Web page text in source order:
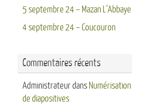
5 septembre 24 – Mazan L’Abbaye
4 septembre 24 – Coucouron
Commentaires récents
Administrateurdans Numérisation
de diapositives